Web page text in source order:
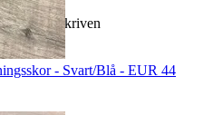
som beskriven
- Svart/Blå - EUR 44